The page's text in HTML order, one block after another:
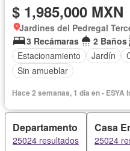
$ 1,985,000 MXN
Jardines del Pedregal
3 Recámaras
2 Baños
Estacionamiento
Jardín
Sin amueblar
Hace 2 semanas, 1 día en - ESYA
Departamento
25024 resultados
Casa
25024